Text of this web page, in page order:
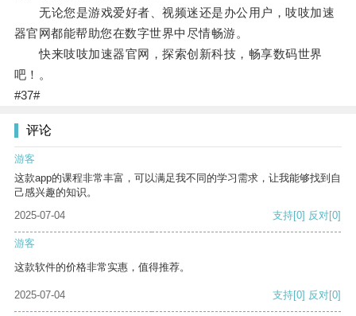
无论您是游戏爱好者、视频迷还是办公用户，吱吱加速
器官网都能帮助您在数字世界中尽情畅游。
快来吱吱加速器官网，探索创新科技，畅享数码世界
吧！。
#37#
评论
游客
这款app的课程非常丰富，可以满足我不同的学习需求，让我能够找到自
己感兴趣的知识。
2025-07-04
支持[0] 反对[0]
游客
这款软件的价格非常实惠，值得推荐。
2025-07-04 支持[0] 反对[0]